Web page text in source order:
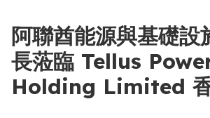
阿聯酋能源與基礎設
長蒞臨 Tellus
Holding Limited